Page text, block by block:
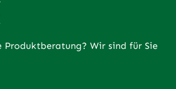
Produktberatung? Wir sind für Sie